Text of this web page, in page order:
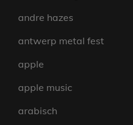
andre hazes
antwerp metal fest
apple
apple music
arabisch